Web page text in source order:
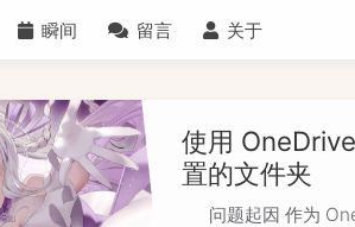
瞬间 留言 关于
使用
置的文件夹
问题起因 作为